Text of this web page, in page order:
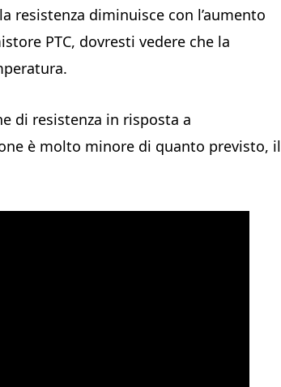
resistenza diminuisce con l’aumento
PTC, dovresti vedere che la
di resistenza in risposta a
è molto minore di quanto previsto, il